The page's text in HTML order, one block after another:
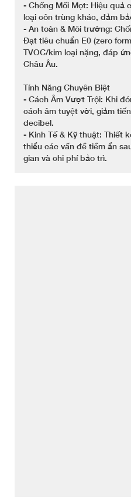
- Chống Mối Mọt: Hiệu quả
loại côn trùng khác, đảm
- An toàn & Môi trường:
Đạt tiêu chuẩn E0 (zero
TVOC/kim loại nặng, đáp
Châu Âu.
Tính Năng Chuyên Biệt
- Cách Âm Vượt Trội: Khi
cách âm tuyệt vời, giảm
decibel.
- Kinh Tế & Kỹ thuật: Thiết
thiểu các vấn đề tiềm ẩn
gian và chi phí bảo trì.